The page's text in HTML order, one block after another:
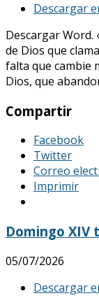
Descargar
Descargar Word.
de Dios que
falta que cambie
Dios, que
Compartir
Facebook
Twitter
Correo
Imprimir
Domingo XIV
05/07/2026
Descargar